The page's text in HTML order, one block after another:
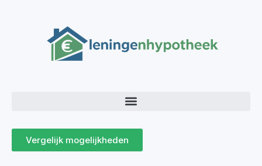
Vergelijk mogelijkheden